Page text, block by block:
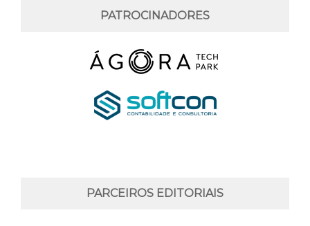
PATROCINADORES
PARCEIROS EDITORIAIS